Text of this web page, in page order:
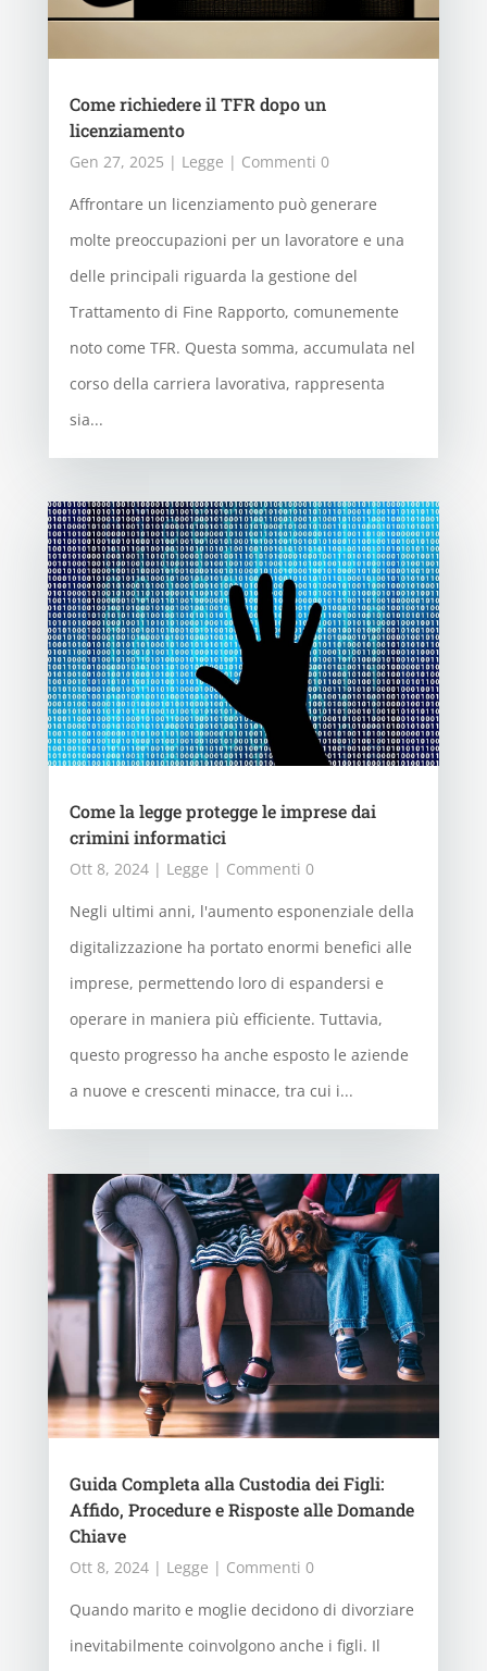
Come richiedere il TFR dopo un
licenziamento
Gen 27, 2025 | Legge | Commenti 0
Affrontare un licenziamento può generare
molte preoccupazioni per un lavoratore e una
delle principali riguarda la gestione del
Trattamento di Fine Rapporto, comunemente
noto come TFR. Questa somma, accumulata nel
corso della carriera lavorativa, rappresenta
sia...
Come la legge protegge le imprese dai
crimini informatici
Ott 8, 2024| Legge | Commenti 0
Negli ultimi anni, l'aumento esponenziale della
digitalizzazione ha portato enormi benefici alle
imprese, permettendo loro di espandersi e
operare in maniera più efficiente. Tuttavia,
questo progresso ha anche esposto le aziende
a nuove e crescenti minacce, tra cui i...
Guida Completa alla Custodia dei Figli:
Affido, Procedure e Risposte alle Domande
Chiave
Ott 8, 2024| Legge | Commenti 0
Quando marito e moglie decidono di divorziare
inevitabilmente coinvolgono anche i figli. Il